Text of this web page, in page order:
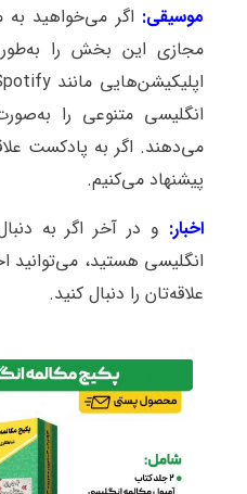
موسیقی: اگر می‌خواهید
مجازی این بخش را
انگلیسی متنوعی را
پیشنهاد می‌کنیم.
اخبار: و در آخر اگر به
انگلیسی هستید، می‌توانید
علاقه‌تان را دنبال کنید.